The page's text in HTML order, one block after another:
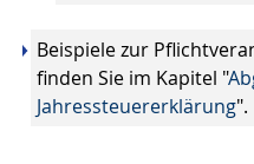
Beispiele zur
finden Sie im Kapitel "
Jahressteuererklärung".